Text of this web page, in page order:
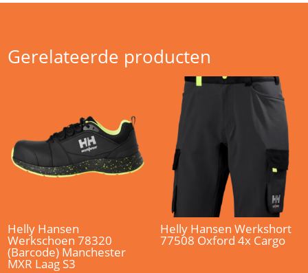
Gerelateerde producten
Helly Hansen
Werkschoen 78320
(Barcode) Manchester
MXR Laag S3
Helly Hansen Werkshort
77508 Oxford 4x Cargo